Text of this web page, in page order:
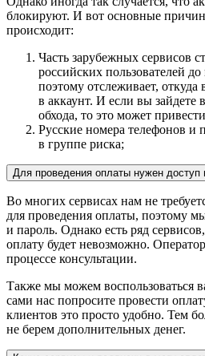
блокируют. И вот основные
происходит:
Часть зарубежных сервисов
российских пользователей
поэтому отслеживает, откуда
в аккаунт. И если вы зайдете
обхода, то это может
Русские номера телефонов и
в группе риска;
Для проведения оплаты нужен доступ
Во многих сервисах нам не
для проведения оплаты, поэтому
и пароль. Однако есть ряд
оплату будет невозможно.
процессе консультации.
Также мы можем воспользоваться
сами нас попросите провести
клиентов это просто удобно. Тем
не берем дополнительных денег.